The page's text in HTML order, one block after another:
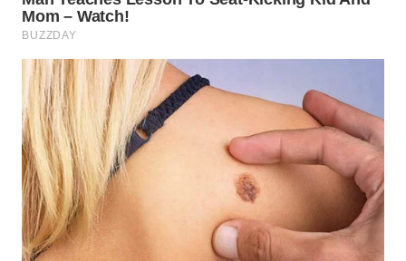
WN
DEPOK
WN
TAPANULI
UTARA
WN
SAMOSIR
WN
PADANG